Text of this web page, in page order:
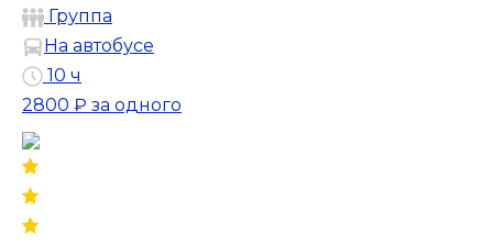
Группа
На автобусе
10 ч
2800 ₽ за одного